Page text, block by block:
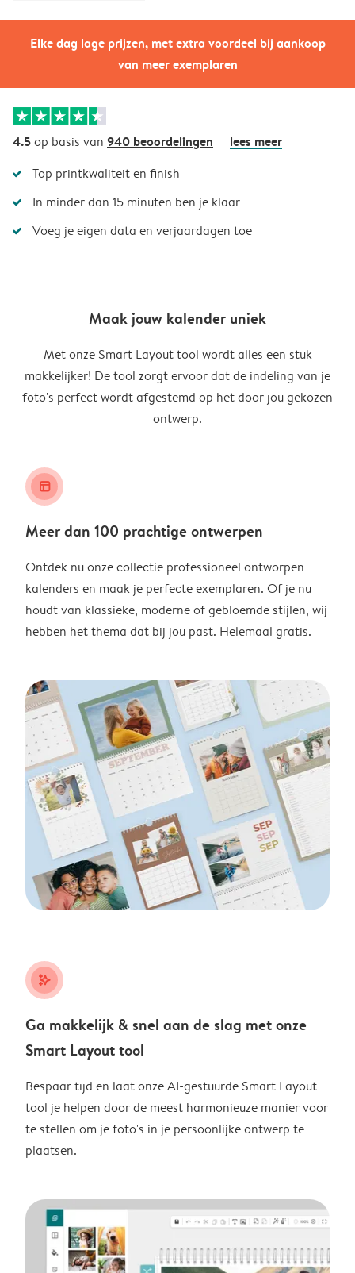
Elke dag lage prijzen, met extra voordeel bij aankoop
van meer exemplaren
4.5op basis van 940 beoordelingen lees meer
Top printkwaliteit en finish
In minder dan 15 minuten ben je klaar
Voeg je eigen data en verjaardagen toe
Maak jouw kalender uniek
Met onze Smart Layout tool wordt alles een stuk
makkelijker! De tool zorgt ervoor dat de indeling van je
foto's perfect wordt afgestemd op het door jou gekozen
ontwerp.
layout_alt
Meer dan 100 prachtige ontwerpen
Ontdek nu onze collectie professioneel ontworpen
kalenders en maak je perfecte exemplaren. Of je nu
houdt van klassieke, moderne of gebloemde stijlen, wij
hebben het thema dat bij jou past. Helemaal gratis.
stars_plus
Ga makkelijk & snel aan de slag met onze
Smart Layout tool
Bespaar tijd en laat onze AI-gestuurde Smart Layout
tool je helpen door de meest harmonieuze manier voor
te stellen om je foto's in je persoonlijke ontwerp te
plaatsen.